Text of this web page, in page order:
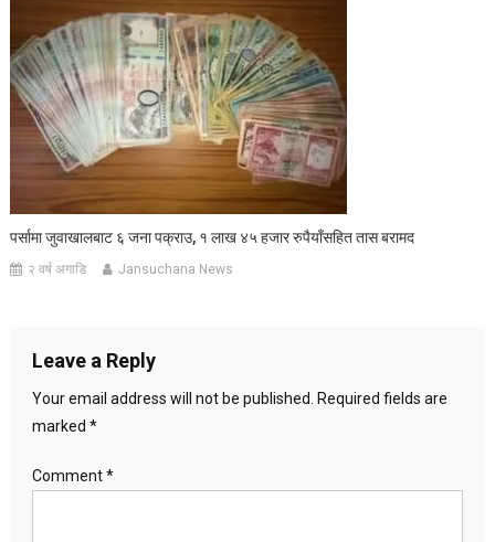
पर्सामा जुवाखालबाट ६ जना पक्राउ, १ लाख ४५ हजार रुपैयाँसहित तास बरामद
२ वर्ष अगाडि Jansuchana News
Leave a Reply
Your email address will not be published.
Required fields are
marked *
Comment*